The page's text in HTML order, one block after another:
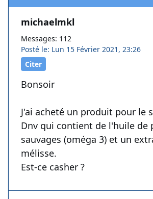
michaelmkl
Messages: 112
Posté le: Lun 15 Février 2021, 23:26
Citer
Bonsoir
J'ai acheté un produit pour le
Dnv qui contient de l'huile de
sauvages (oméga 3) et un
mélisse.
Est-ce casher ?